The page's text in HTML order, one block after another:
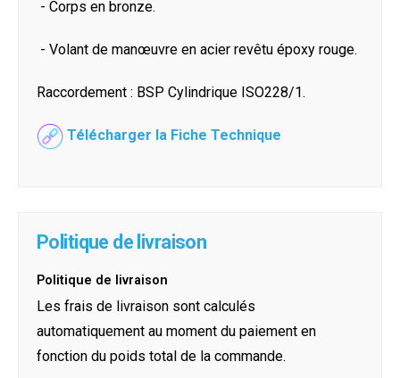
- Corps en bronze.
- Volant de manœuvre en acier revêtu époxy rouge.
Raccordement : BSP Cylindrique ISO228/1.
Télécharger la Fiche Technique
Politique de livraison
Politique de livraison
Les frais de livraison sont calculés
automatiquement au moment du paiement en
fonction du poids total de la commande.